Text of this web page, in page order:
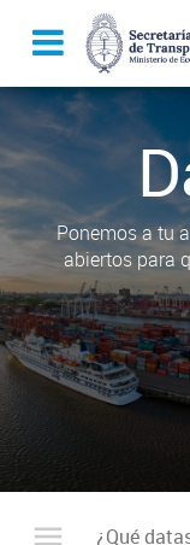
Ponemos a tu
abiertos para